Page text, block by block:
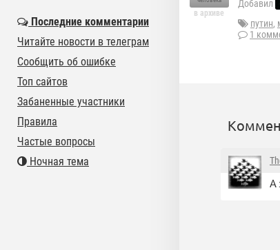
в архиве
Добавил
путин,
1
А
Последние комментарии
Читайте новости в телеграм
Сообщить об ошибке
Топ сайтов
Забаненные участники
Правила
Частые вопросы
Ночная тема